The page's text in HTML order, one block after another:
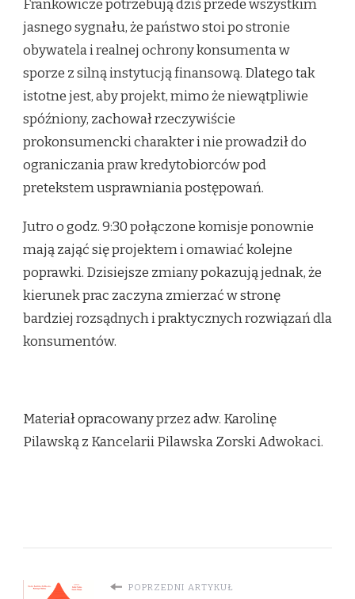
Frankowicze potrzebują dziś przede wszystkim
jasnego sygnału, że państwo stoi po stronie
obywatela i realnej ochrony konsumenta w
sporze z silną instytucją finansową. Dlatego tak
istotne jest, aby projekt, mimo że niewątpliwie
spóźniony, zachował rzeczywiście
prokonsumencki charakter i nie prowadził do
ograniczania praw kredytobiorców pod
pretekstem usprawniania postępowań.
Jutro o godz. 9:30 połączone komisje ponownie
mają zająć się projektem i omawiać kolejne
poprawki. Dzisiejsze zmiany pokazują jednak, że
kierunek prac zaczyna zmierzać w stronę
bardziej rozsądnych i praktycznych rozwiązań dla
konsumentów.
Materiał opracowany przez adw. Karolinę
Pilawską z Kancelarii Pilawska Zorski Adwokaci.
POPRZEDNI ARTYKUŁ